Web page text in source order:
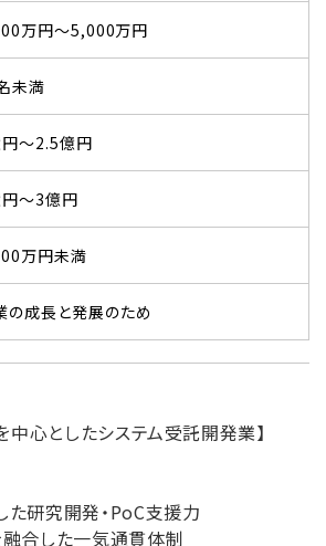
万円～5,000万円
未満
～2.5億円
～3億円
万円未満
の成長と発展のため
中心としたシステム受託開発業】
研究開発・PoC支援力
合した一気通貫体制